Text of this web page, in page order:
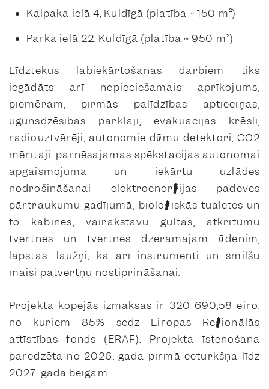
Kalpaka ielā 4, Kuldīgā (platība ~ 150 m²)
Parka ielā 22, Kuldīgā (platība ~ 950 m²)
Līdztekus labiekārtošanas darbiem tiks
iegādāts arī nepieciešamais aprīkojums,
piemēram, pirmās palīdzības aptieciņas,
ugunsdzēsības pārklāji, evakuācijas krēsli,
radiouztvērēji, autonomie dūmu detektori, CO2
mērītāji, pārnēsājamās spēkstacijas autonomai
apgaismojuma un iekārtu uzlādes
nodrošināšanai elektroenerģijas padeves
pārtraukumu gadījumā, bioloģiskās tualetes un
to kabīnes, vairākstāvu gultas, atkritumu
tvertnes un tvertnes dzeramajam ūdenim,
lāpstas, laužņi, kā arī instrumenti un smilšu
maisi patvertņu nostiprināšanai.
Projekta kopējās izmaksas ir 320 690,58 eiro,
no kuriem 85% sedz Eiropas Reģionālās
attīstības fonds (ERAF). Projekta īstenošana
paredzēta no 2026. gada pirmā ceturkšņa līdz
2027. gada beigām.